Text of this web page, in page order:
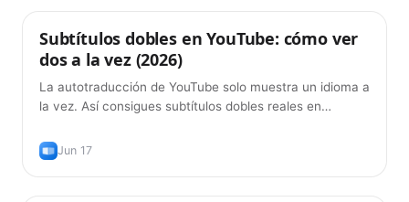
Consejos
Subtítulos dobles en YouTube: cómo ver
dos a la vez (2026)
La autotraducción de YouTube solo muestra un idioma a
la vez. Así consigues subtítulos dobles reales en
Jun 17